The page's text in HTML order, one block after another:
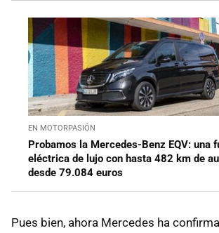
EN MOTORPASIÓN
Probamos la Mercedes-Benz EQV: una
eléctrica de lujo con hasta 482 km de
desde 79.084 euros
Pues bien, ahora Mercedes ha